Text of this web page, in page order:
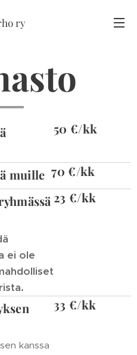
ry
50 €/kk
muille 70 €/kk
ei ole
23 €/kk
kanssa
33 €/kk